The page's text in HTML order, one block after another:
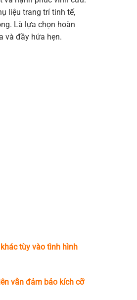
liệu trang trí tinh tế,
Là lựa chọn hoàn
và đầy hứa hẹn.
tùy vào tình hình
vẫn đảm bảo kích cỡ